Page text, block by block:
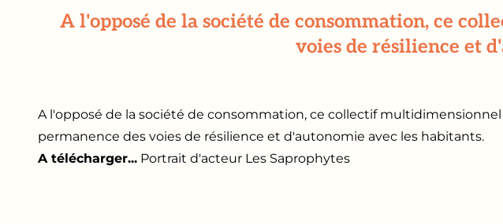
A l'opposé de la société de consommation, ce
voies de résilience et
A l'opposé de la société de consommation, ce collectif
permanence des voies de résilience et d'autonomie avec les habitants.
A télécharger... Portrait d'acteur Les Saprophytes